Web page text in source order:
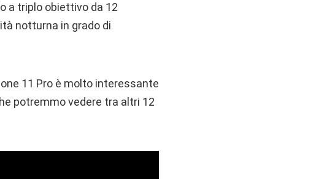
a triplo obiettivo da 12
notturna in grado di
11 Pro è molto interessante
potremmo vedere tra altri 12